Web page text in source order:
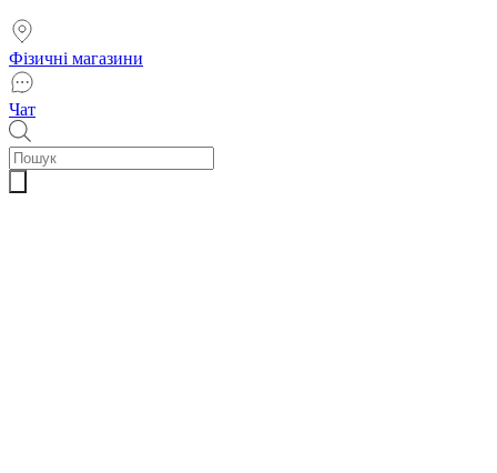
Фізичні магазини
Чат
Пошук
товарів